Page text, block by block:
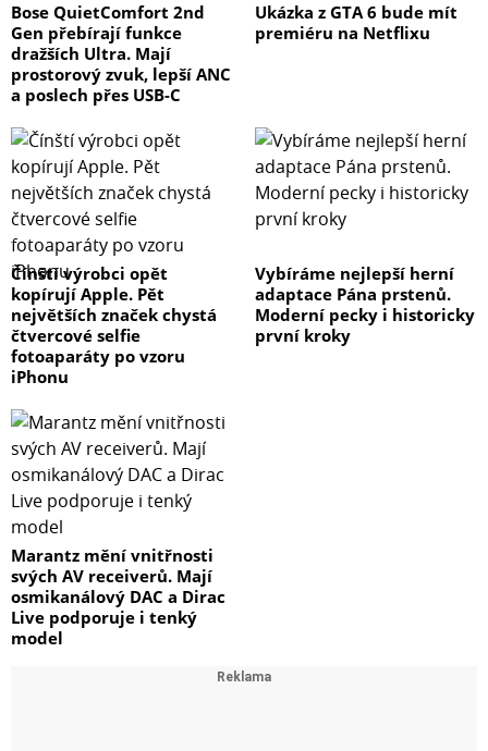
Bose QuietComfort 2nd
Gen přebírají funkce
dražších Ultra. Mají
prostorový zvuk, lepší ANC
a poslech přes USB-C
Ukázka z GTA 6 bude mít
premiéru na Netflixu
Čínští výrobci opět
kopírují Apple. Pět
největších značek chystá
čtvercové selfie
fotoaparáty po vzoru
iPhonu
Vybíráme nejlepší herní
adaptace Pána prstenů.
Moderní pecky i historicky
první kroky
Marantz mění vnitřnosti
svých AV receiverů. Mají
osmikanálový DAC a Dirac
Live podporuje i tenký
model